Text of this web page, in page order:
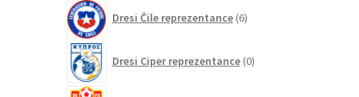
Dresi Čile reprezentance 6izdelkov
Dresi Ciper reprezentance 0izdelkov